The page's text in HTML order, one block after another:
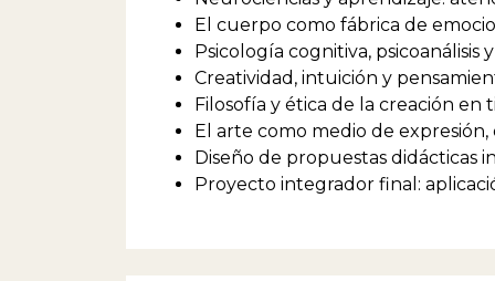
el
El cuerpo como fábrica de
Psicología cognitiva, psicoanálisis
Creatividad, intuición y
Filosofía y ética de la creación en
El arte como medio de
Diseño de propuestas didácticas
Proyecto integrador final: